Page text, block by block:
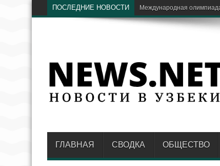
ПОСЛЕДНИЕ НОВОСТИ Экс-глава «Узбекнефтегаз
ГЛАВНАЯ СВОДКА ОБЩЕСТВО